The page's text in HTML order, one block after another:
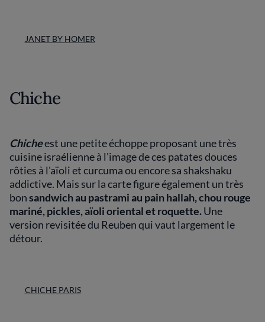
JANET BY HOMER
Chiche
Chicheest une petite échoppe proposant une très
cuisine israélienne à l'image de ces patates douces
rôties à l'aïoli et curcuma ou encore sa shakshaku
addictive. Mais sur la carte figure également un très
bonsandwich au pastrami au pain hallah, chou rouge
mariné, pickles, aïoli oriental et roquette.Une
version revisitée du Reuben qui vaut largement le
détour.
CHICHE PARIS